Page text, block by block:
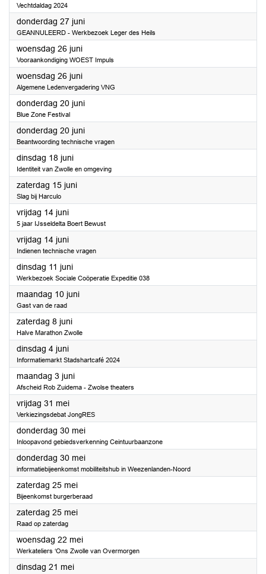
Vechtdaldag 2024
donderdag 27 juni2024
GEANNULEERD - Werkbezoek Leger des Heils
woensdag 26 juni2024
Vooraankondiging WOEST Impuls
woensdag 26 juni2024
Algemene Ledenvergadering VNG
donderdag 20 juni2024
Blue Zone Festival
donderdag 20 juni2024
Beantwoording technische vragen
dinsdag 18 juni2024
Identiteit van Zwolle en omgeving
zaterdag 15 juni2024
Slag bij Harculo
vrijdag 14 juni2024
5 jaar IJsseldelta Boert Bewust
vrijdag 14 juni2024
Indienen technische vragen
dinsdag 11 juni2024
Werkbezoek Sociale Coöperatie Expeditie 038
maandag 10 juni2024
Gast van de raad
zaterdag 8 juni2024
Halve Marathon Zwolle
dinsdag 4 juni2024
Informatiemarkt Stadshartcafé 2024
maandag 3 juni2024
Afscheid Rob Zuidema - Zwolse theaters
vrijdag 31 mei2024
Verkiezingsdebat JongRES
donderdag 30 mei2024
Inloopavond gebiedsverkenning Ceintuurbaanzone
donderdag 30 mei2024
informatiebijeenkomst mobiliteitshub in Weezenlanden-Noord
zaterdag 25 mei2024
Bijeenkomst burgerberaad
zaterdag 25 mei2024
Raad op zaterdag
woensdag 22 mei2024
Werkateliers ‘Ons Zwolle van Overmorgen
dinsdag 21 mei2024